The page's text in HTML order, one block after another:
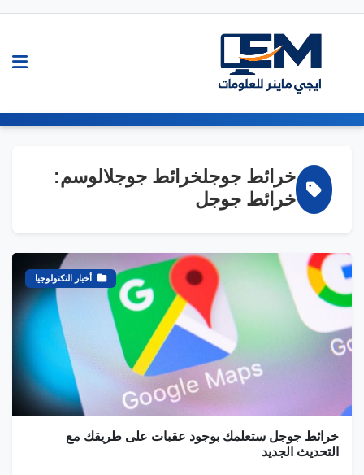
خرائط جوجلخرائط جوجلالوسم:
خرائط جوجل
أخبار التكنولوجيا
خرائط جوجل ستعلمك بوجود عقبات على طريقك مع
التحديث الجديد